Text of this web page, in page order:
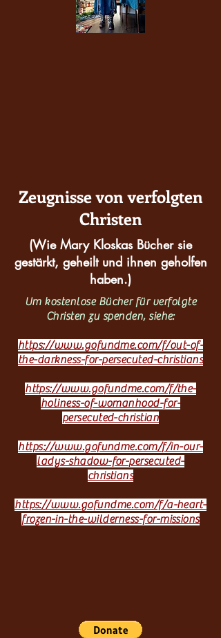
Zeugnisse von verfolgten
Christen
(Wie Mary Kloskas Bücher sie
gestärkt, geheilt und ihnen geholfen
haben.)
Um kostenlose Bücher für verfolgte
Christen zu spenden, siehe:
https://www.gofundme.com/f/out-of-
the-darkness-for-persecuted-christians
https://www.gofundme.com/f/the-
holiness-of-womanhood-for-
persecuted-christian
https://www.gofundme.com/f/in-our-
ladys-shadow-for-persecuted-
christians
https://www.gofundme.com/f/a-heart-
frozen-in-the-wilderness-for-missions